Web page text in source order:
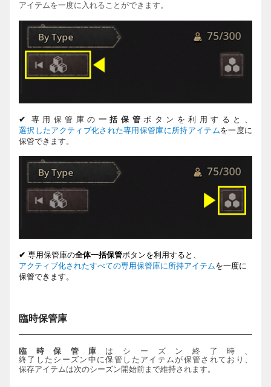
アイテムを一度に入れることができます。
✔ 専用保管庫の 一括保管ボタンを利用すると、
選択したアクティブ化された専用保管庫に所持アイテムを一度に
保管できます。
✔ 専用保管庫の全体一括保管ボタンを利用すると、
アクティブ化されたすべての専用保管庫に所持アイテムを一度に
保管できます。
臨時保管庫
臨時保管庫 は シ ー ズン終了 時、
終了したシ ー ズン 中に保管したアイテムが保管されており、
保存アイテムは次のシーズン開始前まで維持されます。